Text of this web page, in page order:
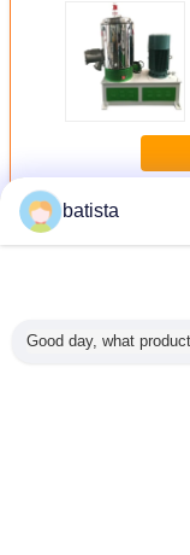
มากกว่าเครื่องผสมพ
batista
Good day, what